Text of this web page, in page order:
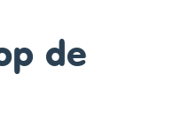
de